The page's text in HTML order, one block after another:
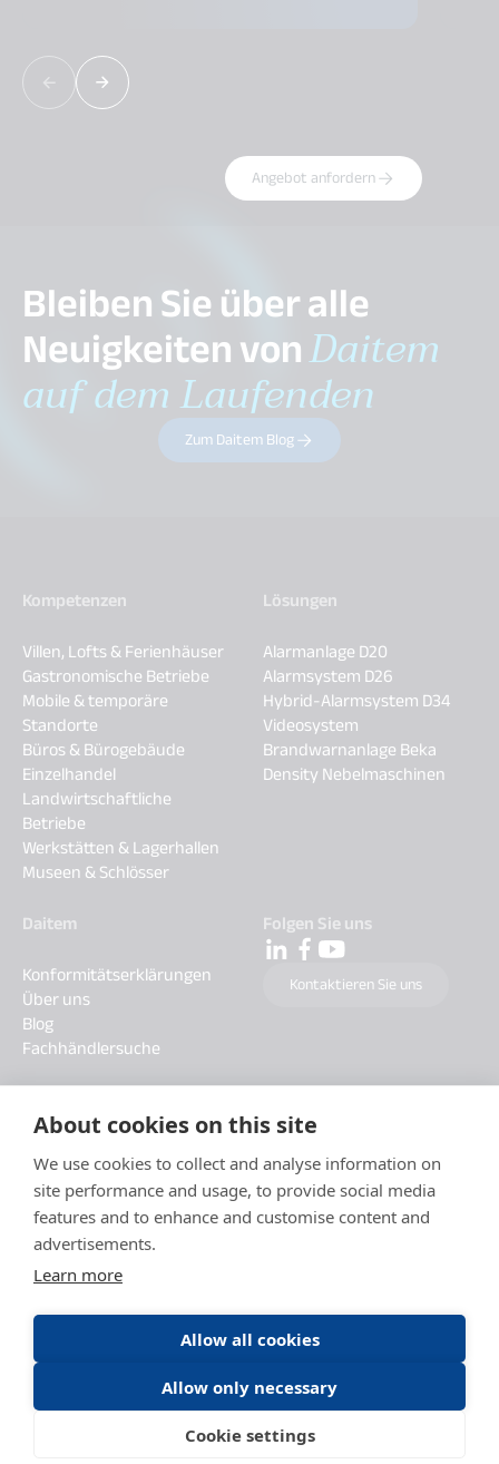
About cookies on this site
We use cookies to collect and analyse information on
site performance and usage, to provide social media
features and to enhance and customise content and
advertisements.
Learn more
Allow all cookies
Allow only necessary
Cookie settings
Integrierte Sirene und Bedientasten.
Angebot anfordern
Bleiben Sie über alle
Neuigkeiten vonDaitem
auf dem Laufenden
Zum Daitem Blog
Kompetenzen
Villen, Lofts & Ferienhäuser
Gastronomische Betriebe
Mobile & temporäre
Standorte
Büros & Bürogebäude
Einzelhandel
Landwirtschaftliche
Betriebe
Werkstätten & Lagerhallen
Museen & Schlösser
Lösungen
Alarmanlage D20
Alarmsystem D26
Hybrid-Alarmsystem D34
Videosystem
Brandwarnanlage Beka
Density Nebelmaschinen
Daitem
Konformitätserklärungen
Über uns
Blog
Fachhändlersuche
Folgen Sie uns
Kontaktieren Sie uns
Datenschutzbestimmungen
Allgemeine Nutzungsbedingungen DAITEM Capture-Dienste
Cookie Hinweise